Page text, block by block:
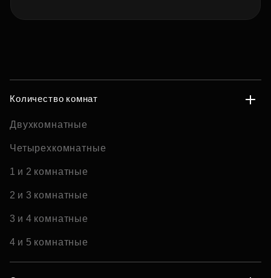
Количество комнат
Двухкомнатные
Четырехкомнатные
1 и 2 комнатные
2 и 3 комнатные
3 и 4 комнатные
4 и 5 комнатные